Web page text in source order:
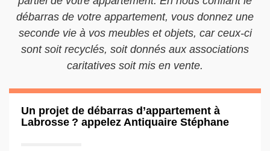
débarras de votre appartement, vous donnez une
seconde vie à vos meubles et objets, car ceux-ci
sont soit recyclés, soit donnés aux associations
caritatives soit mis en vente.
Un projet de débarras d’appartement à
Labrosse ? appelez Antiquaire Stéphane